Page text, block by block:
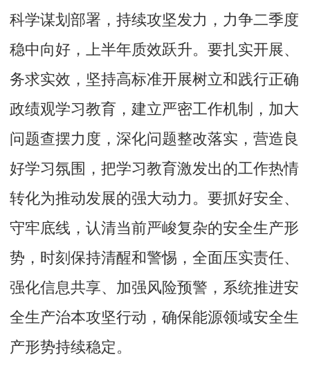
科学谋划部署，持续攻坚发力，力争二季度
稳中向好，上半年质效跃升。要扎实开展、
务求实效，坚持高标准开展树立和践行正确
政绩观学习教育，建立严密工作机制，加大
问题查摆力度，深化问题整改落实，营造良
好学习氛围，把学习教育激发出的工作热情
转化为推动发展的强大动力。要抓好安全、
守牢底线，认清当前严峻复杂的安全生产形
势，时刻保持清醒和警惕，全面压实责任、
强化信息共享、加强风险预警，系统推进安
全生产治本攻坚行动，确保能源领域安全生
产形势持续稳定。